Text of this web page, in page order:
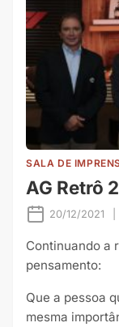
SALA DE
AG Retrô
20/12/2021
Continuando a
pensamento:
Que a pessoa
mesma